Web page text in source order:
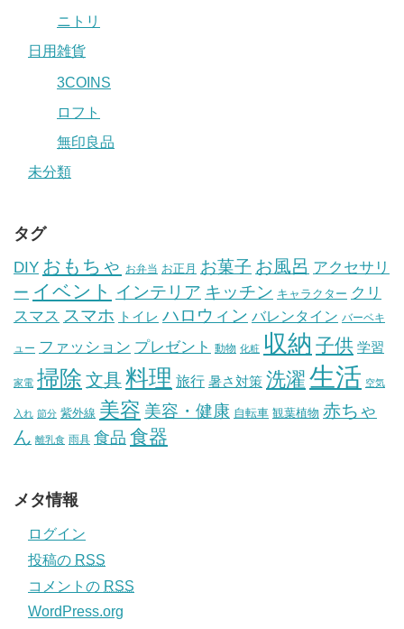
ニトリ
日用雑貨
3COINS
ロフト
無印良品
未分類
タグ
DIY おもちゃ お弁当 お正月 お菓子 お風呂 アクセサリ
ー イベント インテリア キッチン キャラクター クリ
スマス スマホ トイレ ハロウィン バレンタイン バーベキ
ュー ファッション プレゼント 動物 化粧 収納 子供 学習
家電 掃除 文具料理 旅行 暑さ対策 洗濯 生活 空気
入れ 節分 紫外線 美容 美容・健康 自転車 観葉植物 赤ちゃ
ん 離乳食 雨具 食品 食器
メタ情報
ログイン
投稿の RSS
コメントの RSS
WordPress.org